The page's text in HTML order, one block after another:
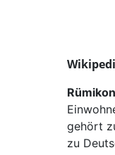
Rümikon
gehört
zu